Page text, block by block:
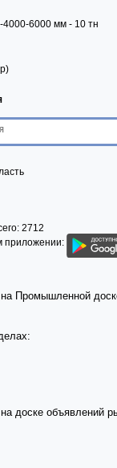
4000-6000 мм - 10 тн
2712
приложении:
Промышленной
доске объявлений